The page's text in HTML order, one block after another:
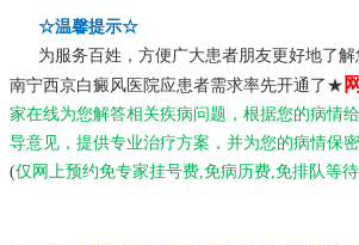
☆温馨提示☆
为服务百姓，方便广大患者朋友更好地了解
南宁西京白癜风医院应患者需求率先开通了★
家在线为您解答相关疾病问题，根据您的病情
导意见，提供专业治疗方案，并为您的病情保密
(仅网上预约免专家挂号费,免病历费,免排队等